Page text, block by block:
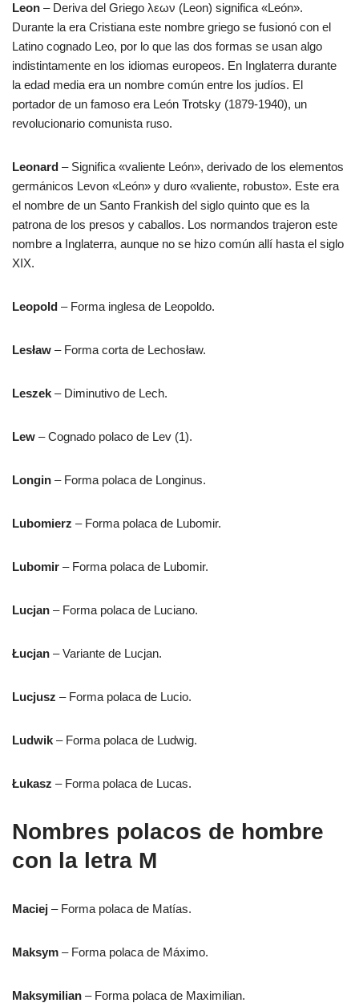
Leon – Deriva del Griego λεων (Leon) significa «León».
Durante la era Cristiana este nombre griego se fusionó con el
Latino cognado Leo, por lo que las dos formas se usan algo
indistintamente en los idiomas europeos. En Inglaterra durante
la edad media era un nombre común entre los judíos. El
portador de un famoso era León Trotsky (1879-1940), un
revolucionario comunista ruso.
Leonard – Significa «valiente León», derivado de los elementos
germánicos Levon «León» y duro «valiente, robusto». Este era
el nombre de un Santo Frankish del siglo quinto que es la
patrona de los presos y caballos. Los normandos trajeron este
nombre a Inglaterra, aunque no se hizo común allí hasta el siglo
XIX.
Leopold – Forma inglesa de Leopoldo.
Lesław – Forma corta de Lechosław.
Leszek – Diminutivo de Lech.
Lew – Cognado polaco de Lev (1).
Longin – Forma polaca de Longinus.
Lubomierz – Forma polaca de Lubomir.
Lubomir – Forma polaca de Lubomir.
Lucjan – Forma polaca de Luciano.
Łucjan – Variante de Lucjan.
Lucjusz – Forma polaca de Lucio.
Ludwik – Forma polaca de Ludwig.
Łukasz – Forma polaca de Lucas.
Nombres polacos de hombre
con la letra M
Maciej – Forma polaca de Matías.
Maksym – Forma polaca de Máximo.
Maksymilian – Forma polaca de Maximilian.